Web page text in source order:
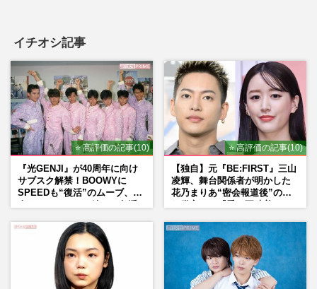
イチオシ記事
⭐ 高評価の記事(10)
『光GENJI』が40周年に向け
サブスク解禁！BOOWYに
SPEEDも“復活”のムーブ、本
⭐ 高評価の記事(10)
【独自】元『BE:FIRST』三山
凌輝、舞台関係者が明かした
花乃まりあ“密会報道後”の呆